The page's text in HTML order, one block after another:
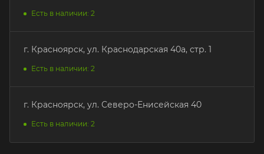
Есть в наличии: 2
г. Красноярск, ул. Краснодарская 40а, стр. 1
Есть в наличии: 2
г. Красноярск, ул. Северо-Енисейская 40
Есть в наличии: 2